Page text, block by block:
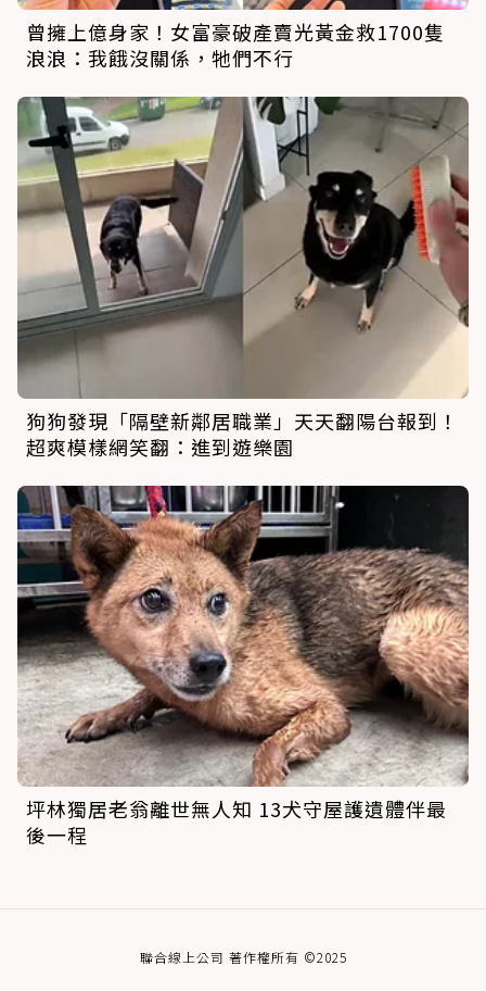
曾擁上億身家！女富豪破產賣光黃金救1700隻
浪浪：我餓沒關係，牠們不行
狗狗發現「隔壁新鄰居職業」天天翻陽台報到！
超爽模樣網笑翻：進到遊樂園
坪林獨居老翁離世無人知 13犬守屋護遺體伴最
後一程
聯合線上公司 著作權所有 ©2025